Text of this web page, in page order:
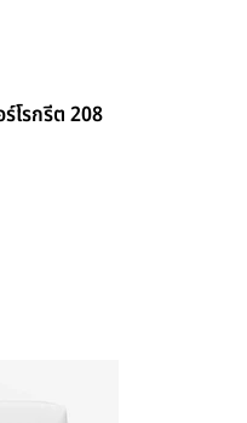
ร์โรกรีต 208